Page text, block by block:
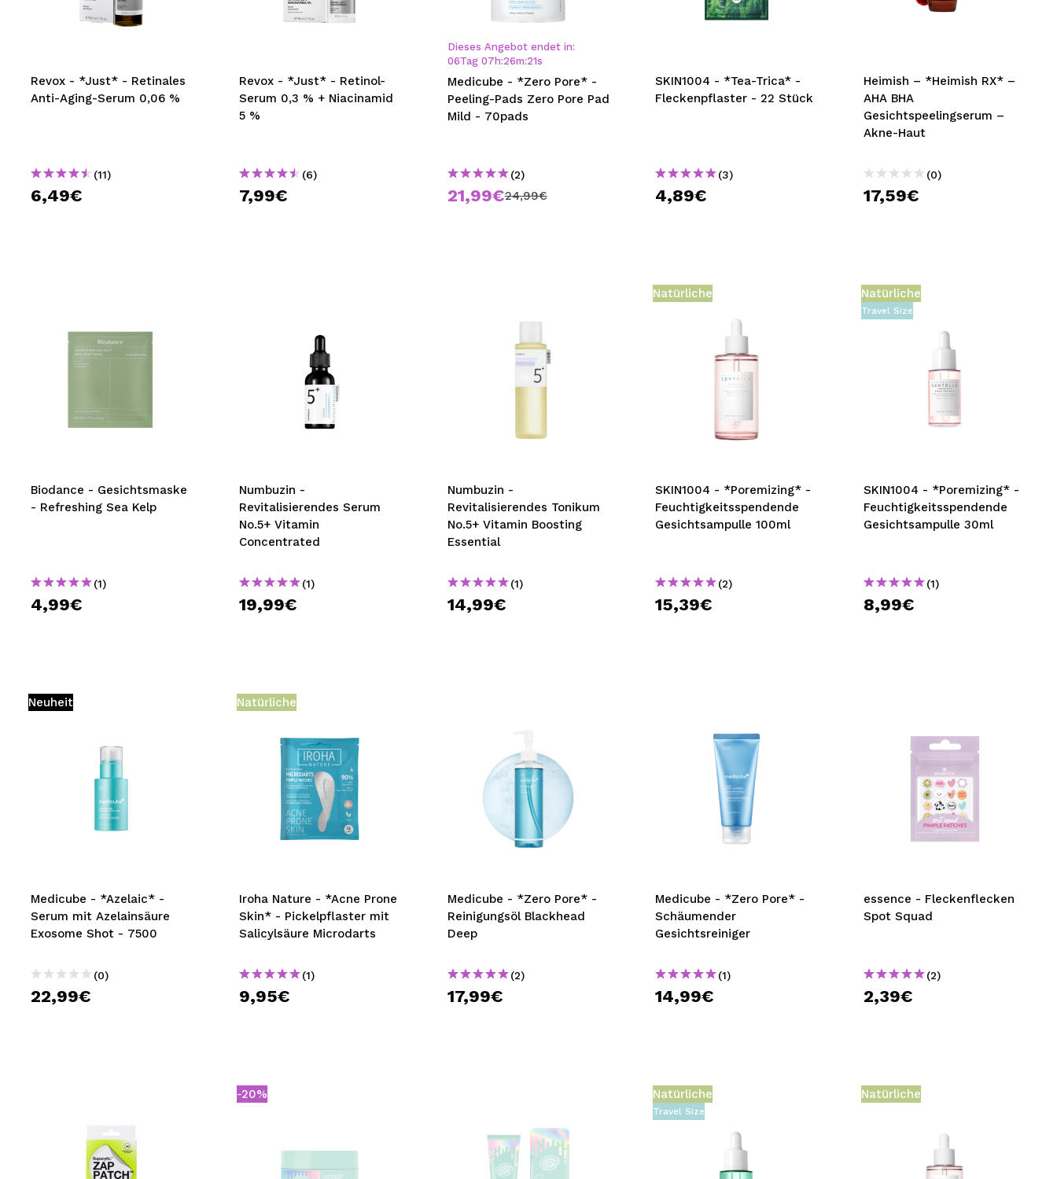
MAQUIFARMA
TRAVEL SIZE
NATURE
SPECIALS
OUTLET
bisherigen Vorgänge einsehen.
BENUTZERKONTO ERSTELLEN
Revox - *Just* - Retinales
Anti-Aging-Serum 0,06 %
(11)
6,49€
Revox - *Just* - Retinol-
Serum 0,3 % + Niacinamid
5 %
(6)
7,99€
Dieses Angebot endet in:
06Tag 07 h:26m:21s
Medicube - *Zero Pore* -
Peeling-Pads Zero Pore Pad
Mild - 70pads
(2)
21,99€24,99€
SKIN1004 - *Tea-Trica* -
Fleckenpflaster - 22 Stück
(3)
4,89€
Heimish – *Heimish RX* –
AHA BHA
Gesichtspeelingserum –
Akne-Haut
(0)
17,59€
Biodance - Gesichtsmaske
- Refreshing Sea Kelp
(1)
4,99€
Numbuzin -
Revitalisierendes Serum
No.5+ Vitamin
Concentrated
(1)
19,99€
Numbuzin -
Revitalisierendes Tonikum
No.5+ Vitamin Boosting
Essential
(1)
14,99€
Natürliche
SKIN1004 - *Poremizing* -
Feuchtigkeitsspendende
Gesichtsampulle 100ml
(2)
15,39€
Natürliche
Travel Size
SKIN1004 - *Poremizing* -
Feuchtigkeitsspendende
Gesichtsampulle 30ml
(1)
8,99€
Neuheit
Medicube - *Azelaic* -
Serum mit Azelainsäure
Exosome Shot - 7500
(0)
22,99€
Natürliche
Iroha Nature - *Acne Prone
Skin* - Pickelpflaster mit
Salicylsäure Microdarts
(1)
9,95€
Medicube - *Zero Pore* -
Reinigungsöl Blackhead
Deep
(2)
17,99€
Medicube - *Zero Pore* -
Schäumender
Gesichtsreiniger
(1)
14,99€
essence - Fleckenflecken
Spot Squad
(2)
2,39€
-20% Natürliche
Travel Size
Natürliche